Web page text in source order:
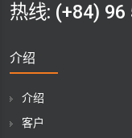
热线: (+84) 96
介绍
介绍
客户